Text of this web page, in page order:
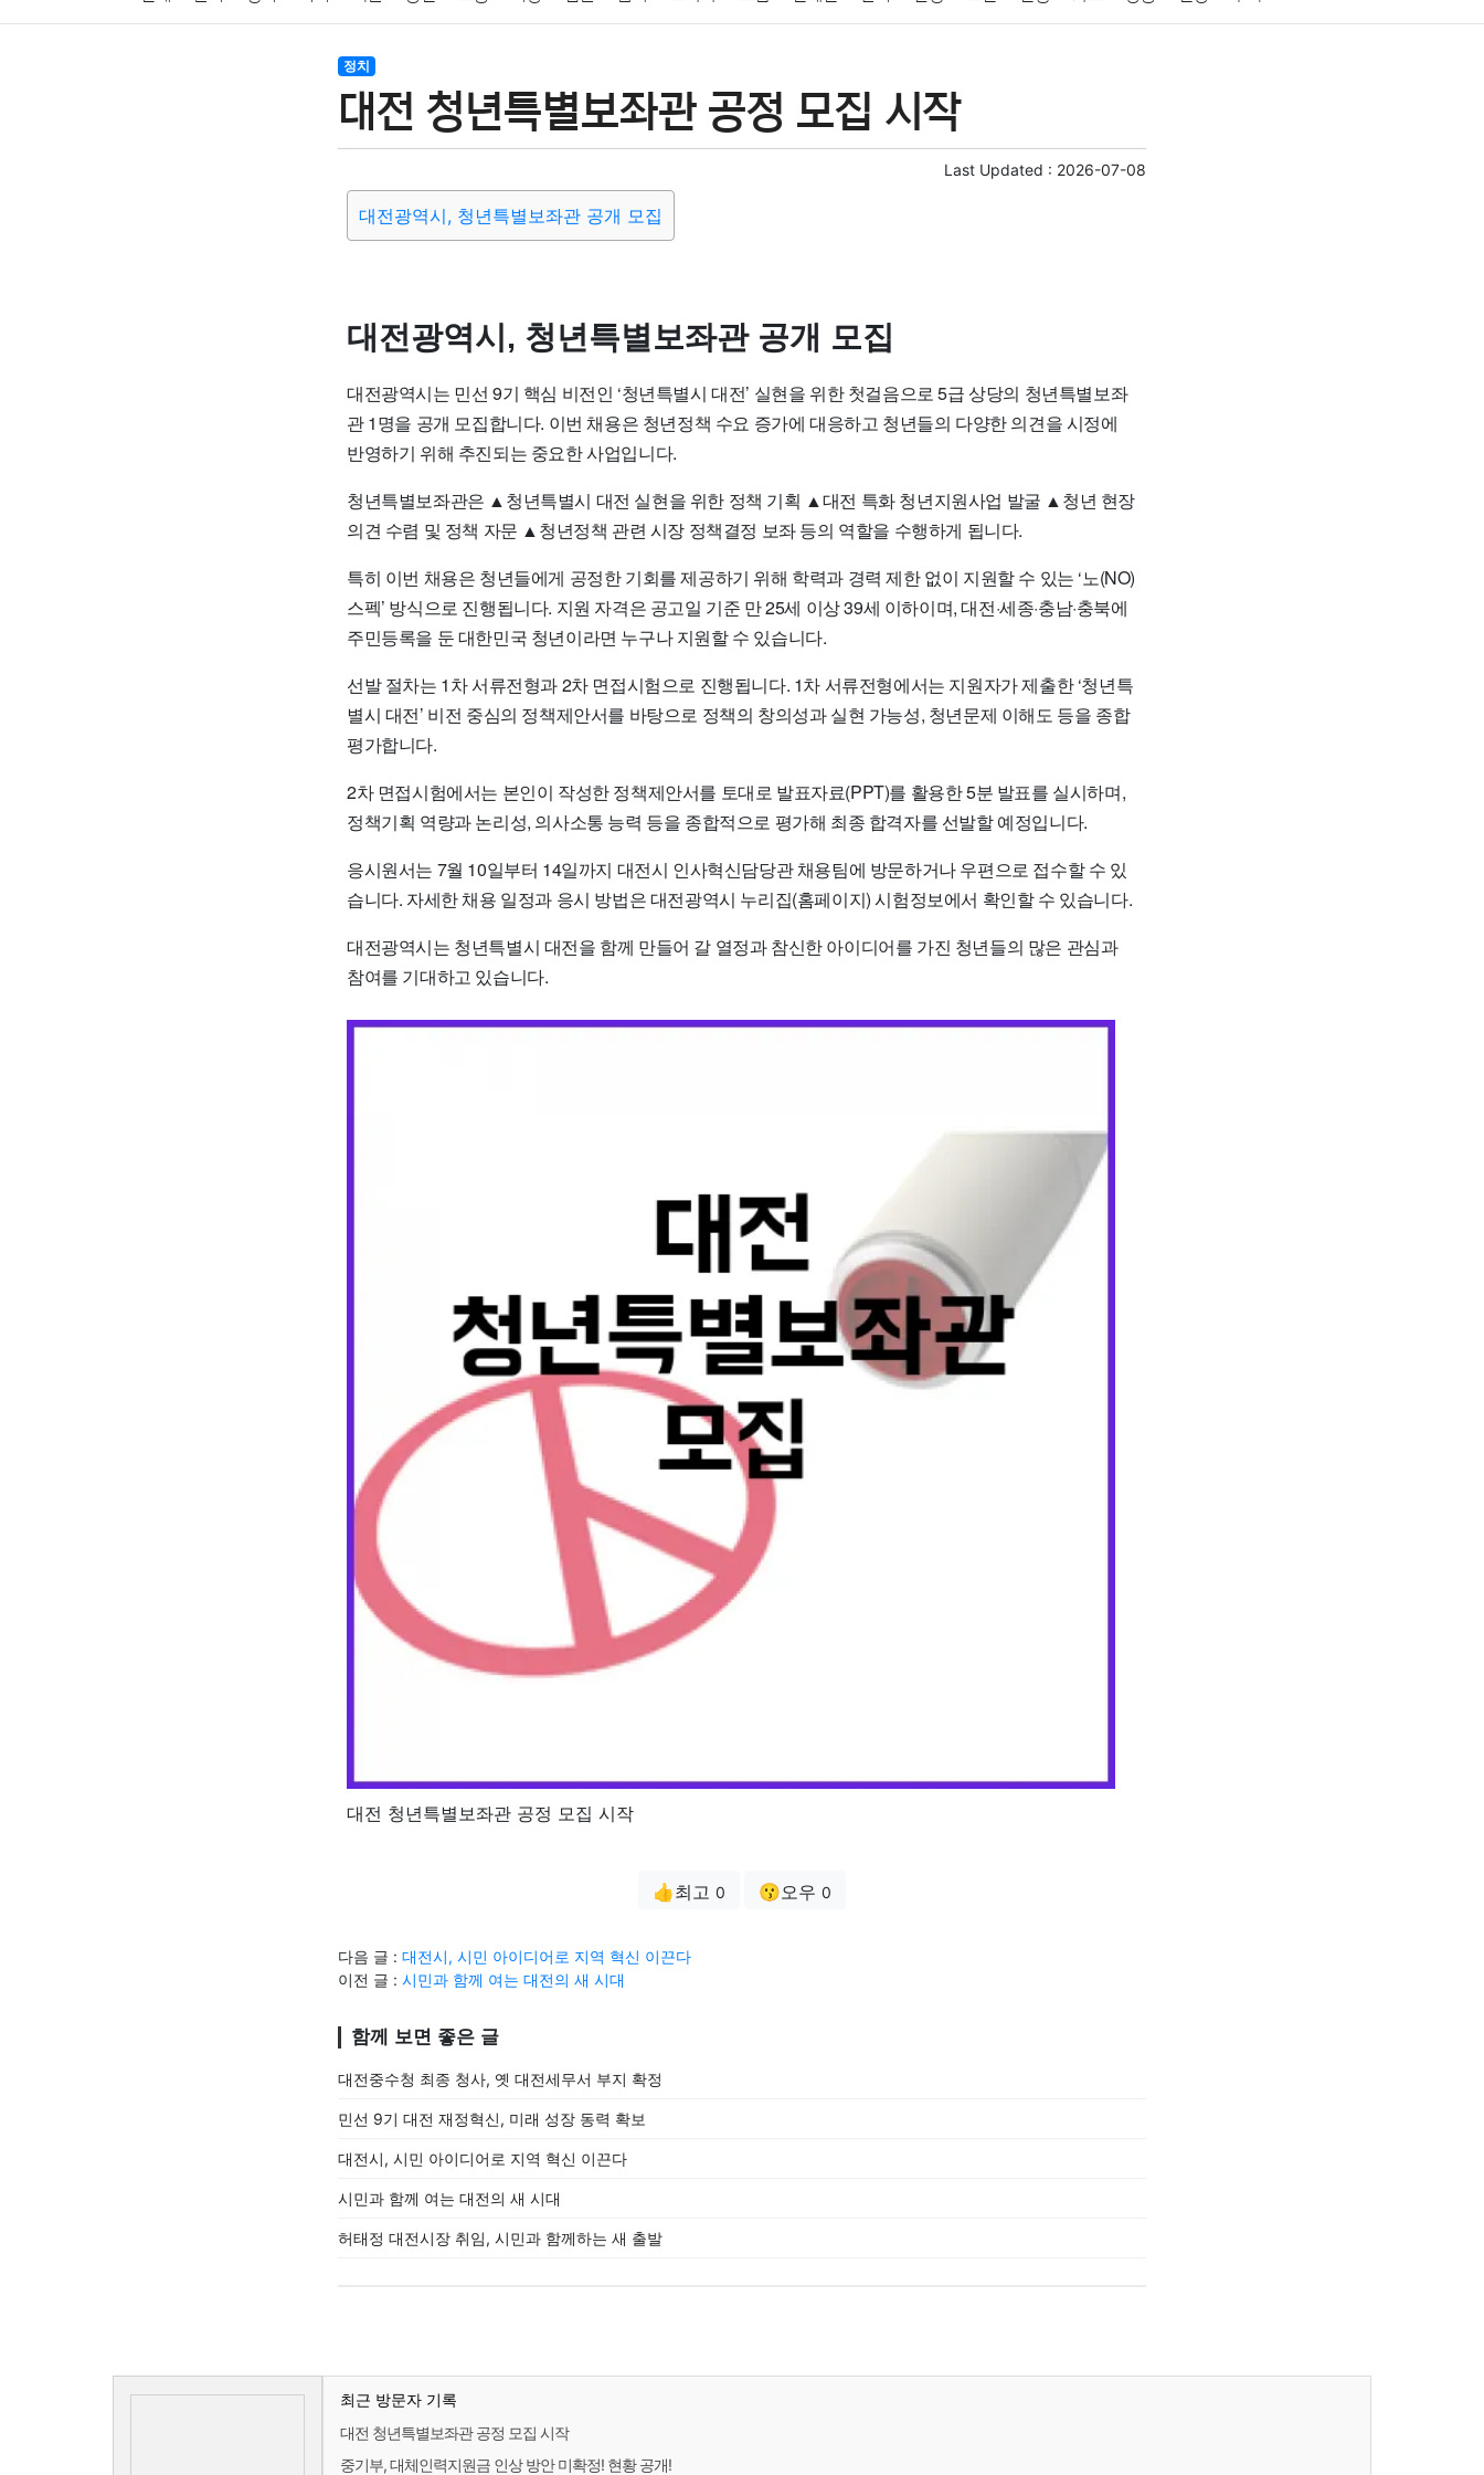
결혼 육아
기술 종교 사회 정치 건강 의료 의학 경제 마케팅 부동산 외국어
정치
대전 청년특별보좌관 공정 모집 시작
Last Updated : 2026-07-08
대전광역시, 청년특별보좌관 공개 모집
대전광역시, 청년특별보좌관 공개 모집
대전광역시는 민선 9기 핵심 비전인 ‘청년특별시 대전’ 실현을 위한 첫걸음으로 5급 상당의 청년특별보좌
관 1명을 공개 모집합니다. 이번 채용은 청년정책 수요 증가에 대응하고 청년들의 다양한 의견을 시정에
반영하기 위해 추진되는 중요한 사업입니다.
청년특별보좌관은 ▲청년특별시 대전 실현을 위한 정책 기획 ▲대전 특화 청년지원사업 발굴 ▲청년 현장
의견 수렴 및 정책 자문 ▲청년정책 관련 시장 정책결정 보좌 등의 역할을 수행하게 됩니다.
특히 이번 채용은 청년들에게 공정한 기회를 제공하기 위해 학력과 경력 제한 없이 지원할 수 있는 ‘노(NO)
스펙’ 방식으로 진행됩니다. 지원 자격은 공고일 기준 만 25세 이상 39세 이하이며, 대전·세종·충남·충북에
주민등록을 둔 대한민국 청년이라면 누구나 지원할 수 있습니다.
선발 절차는 1차 서류전형과 2차 면접시험으로 진행됩니다. 1차 서류전형에서는 지원자가 제출한 ‘청년특
별시 대전’ 비전 중심의 정책제안서를 바탕으로 정책의 창의성과 실현 가능성, 청년문제 이해도 등을 종합
평가합니다.
2차 면접시험에서는 본인이 작성한 정책제안서를 토대로 발표자료(PPT)를 활용한 5분 발표를 실시하며,
정책기획 역량과 논리성, 의사소통 능력 등을 종합적으로 평가해 최종 합격자를 선발할 예정입니다.
응시원서는 7월 10일부터 14일까지 대전시 인사혁신담당관 채용팀에 방문하거나 우편으로 접수할 수 있
습니다. 자세한 채용 일정과 응시 방법은 대전광역시 누리집(홈페이지) 시험정보에서 확인할 수 있습니다.
대전광역시는 청년특별시 대전을 함께 만들어 갈 열정과 참신한 아이디어를 가진 청년들의 많은 관심과
참여를 기대하고 있습니다.
대전 청년특별보좌관 공정 모집 시작
👍최고 0 😗오우 0
다음 글 : 대전시, 시민 아이디어로 지역 혁신 이끈다
이전 글 : 시민과 함께 여는 대전의 새 시대
함께 보면 좋은 글
대전중수청 최종 청사, 옛 대전세무서 부지 확정
민선 9기 대전 재정혁신, 미래 성장 동력 확보
대전시, 시민 아이디어로 지역 혁신 이끈다
시민과 함께 여는 대전의 새 시대
허태정 대전시장 취임, 시민과 함께하는 새 출발
최근 방문자 기록
대전 청년특별보좌관 공정 모집 시작
중기부, 대체인력지원금 인상 방안 미확정! 현황 공개!